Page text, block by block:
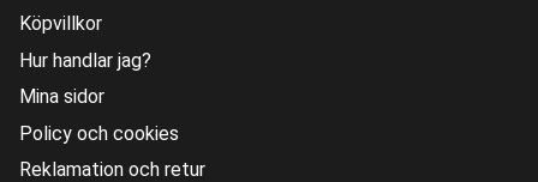
Köpvillkor
Hur handlar jag?
Mina sidor
Policy och cookies
Reklamation och retur